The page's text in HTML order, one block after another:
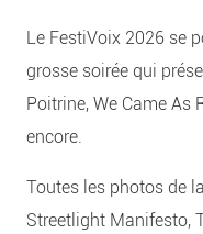
Le FestiVoix 2026 se
grosse soirée qui
Poitrine, We Came As
encore.
Toutes les photos de
Streetlight Manifesto,